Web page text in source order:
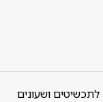
לתכשיטים ושעונים